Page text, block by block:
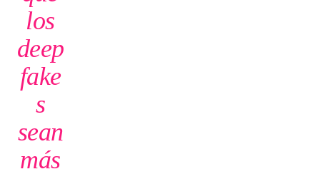
los
deep
fake
s
sean
más